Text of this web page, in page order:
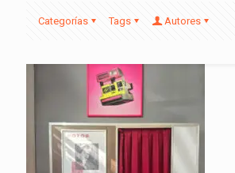
Categorías Tags Autores